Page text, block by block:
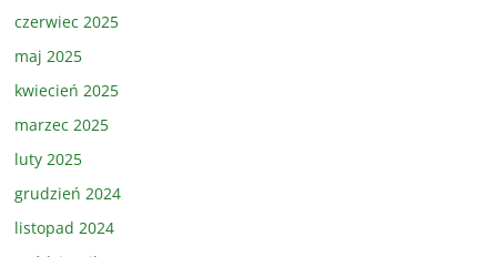
czerwiec 2025
maj 2025
kwiecień 2025
marzec 2025
luty 2025
grudzień 2024
listopad 2024